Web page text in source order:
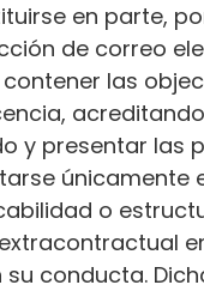
en parte,
de correo
las
y presentar las
únicamente
o
conducta.